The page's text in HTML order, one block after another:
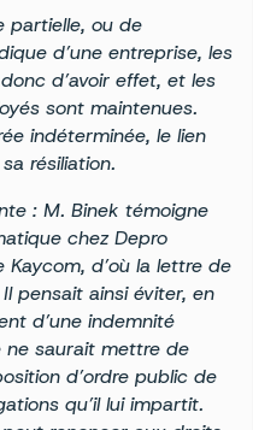
partielle, ou de
d’une entreprise, les
d’avoir effet, et les
sont maintenues.
indéterminée, le lien
résiliation.
: M. Binek témoigne
chez Depro
d’où la lettre de
pensait ainsi éviter, en
d’une indemnité
ne saurait mettre de
d’ordre public de
qu’il lui impartit.